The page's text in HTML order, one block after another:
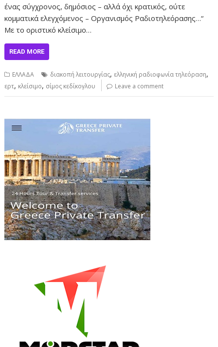
ένας σύγχρονος, δημόσιος – αλλά όχι κρατικός, ούτε
κομματικά ελεγχόμενος – Οργανισμός Ραδιοτηλεόρασης…“
Με το οριστικό κλείσιμο…
READ MORE
ΕΛΛΑΔΑ διακοπή λειτουργίας, ελληνική ραδιοφωνία τηλεόραση,
ερτ, κλείσιμο, σίμος κεδίκογλου Leave a comment